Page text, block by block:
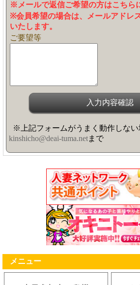
※メールで返信ご希望の方はこちら
※会員希望の場合は、メールアドレ
いたします。
ご要望等
※上記フォームがうまく動作しない
kinshicho@deai-tuma.netまで
メニュー